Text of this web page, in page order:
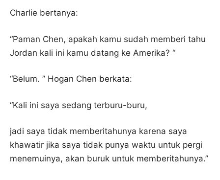
Charlie bertanya:
“Paman Chen, apakah kamu sudah memberi tahu
Jordan kali ini kamu datang ke Amerika? “
“Belum. ” Hogan Chen berkata:
“Kali ini saya sedang terburu-buru,
jadi saya tidak memberitahunya karena saya
khawatir jika saya tidak punya waktu untuk pergi
menemuinya, akan buruk untuk memberitahunya.”